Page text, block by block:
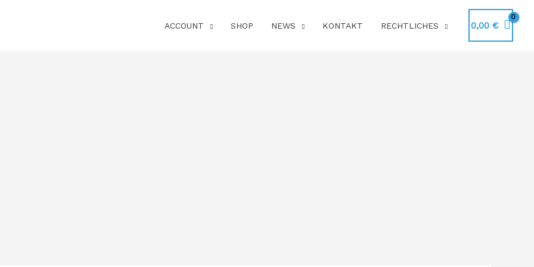
ACCOUNT SHOP NEWS KONTAKT RECHTLICHES 0,00 €